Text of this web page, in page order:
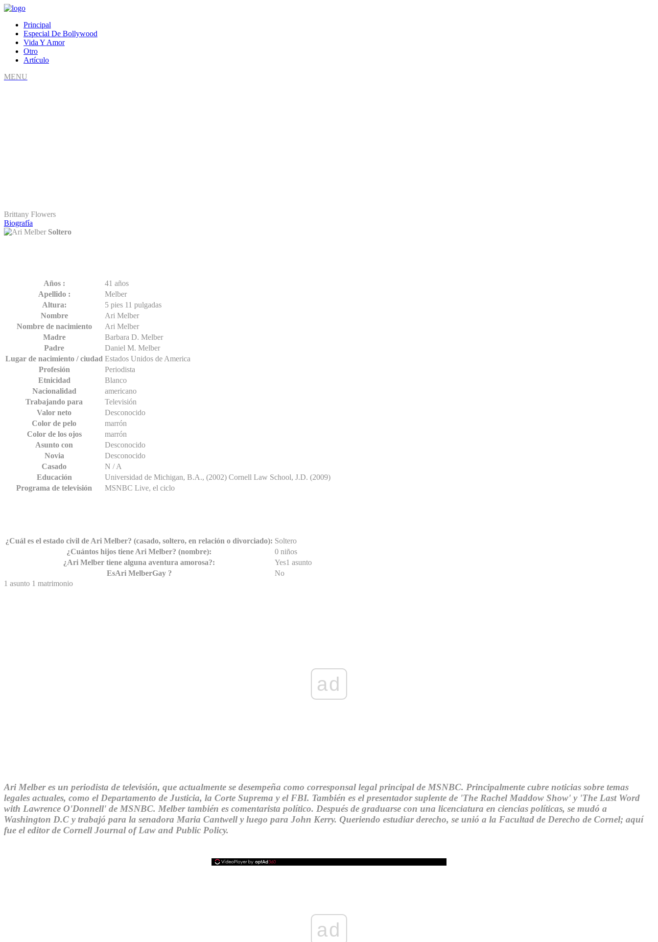
Principal
Especial De Bollywood
Vida Y Amor
Otro
Artículo
MENU
Brittany Flowers
Biografía
Soltero
Años :
41 años
Apellido :
Melber
Altura:
5 pies 11 pulgadas
Nombre
Ari Melber
Nombre de nacimiento
Ari Melber
Madre
Barbara D. Melber
Padre
Daniel M. Melber
Lugar de nacimiento / ciudad Estados Unidos de America
Profesión
Periodista
Etnicidad
Blanco
Nacionalidad
americano
Trabajando para
Televisión
Valor neto
Desconocido
Color de pelo
marrón
Color de los ojos
marrón
Asunto con
Desconocido
Novia
Desconocido
Casado
N / A
Educación
Universidad de Michigan, B.A., (2002) Cornell Law School, J.D. (2009)
Programa de televisión
MSNBC Live, el ciclo
¿Cuál es el estado civil de Ari Melber? (casado, soltero, en relación o divorciado): Soltero
¿Cuántos hijos tiene Ari Melber? (nombre):
0 niños
¿Ari Melber tiene alguna aventura amorosa?:
Yes1 asunto
EsAri MelberGay ?
No
1 asunto 1 matrimonio
ad
Ari Melber es un periodista de televisión, que actualmente se desempeña como corresponsal legal principal de MSNBC. Principalmente cubre noticias sobre temas
legales actuales, como el Departamento de Justicia, la Corte Suprema y el FBI. También es el presentador suplente de 'The Rachel Maddow Show' y 'The Last Word
with Lawrence O'Donnell' de MSNBC. Melber también es comentarista político. Después de graduarse con una licenciatura en ciencias políticas, se mudó a
Washington D.C y trabajó para la senadora Maria Cantwell y luego para John Kerry. Queriendo estudiar derecho, se unió a la Facultad de Derecho de Cornel; aquí
fue el editor de Cornell Journal of Law and Public Policy.
ad